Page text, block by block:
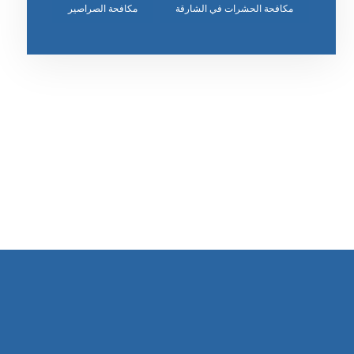
مكافحة الحشرات في الشارقة مكافحة الصراصير